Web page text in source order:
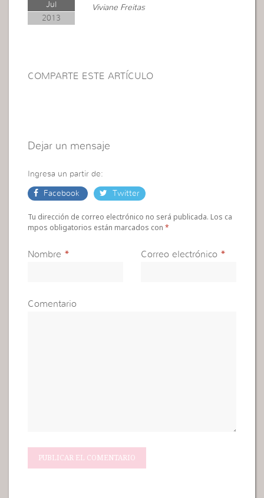
Jul
2013
Viviane Freitas
COMPARTE ESTE ARTÍCULO
Dejar un mensaje
Ingresa un partir de:
Facebook Twitter
Tu dirección de correo electrónico no será publicada. Los ca
mpos obligatorios están marcados con*
Nombre * Correo electrónico *
Comentario